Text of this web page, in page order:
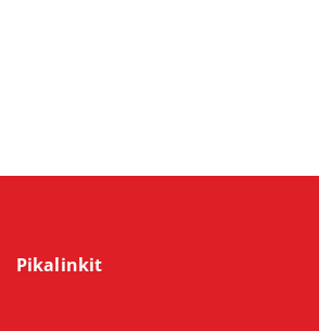
Pikalinkit